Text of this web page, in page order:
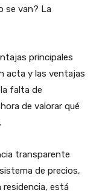
se van? La
principales
acta y las ventajas
falta de
de valorar qué
transparente
de precios,
residencia, está